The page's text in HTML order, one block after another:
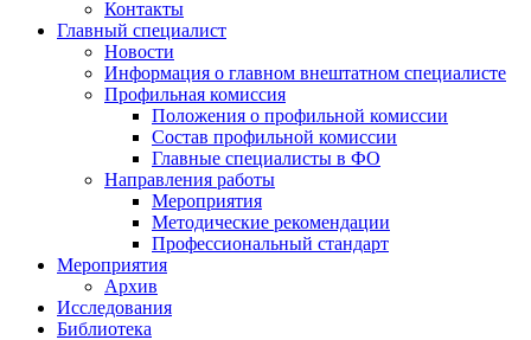
Контакты
Главный специалист
Новости
Информация о главном внештатном специалисте
Профильная комиссия
Положения о профильной комиссии
Состав профильной комиссии
Главные специалисты в ФО
Направления работы
Мероприятия
Методические рекомендации
Профессиональный стандарт
Мероприятия
Архив
Исследования
Библиотека